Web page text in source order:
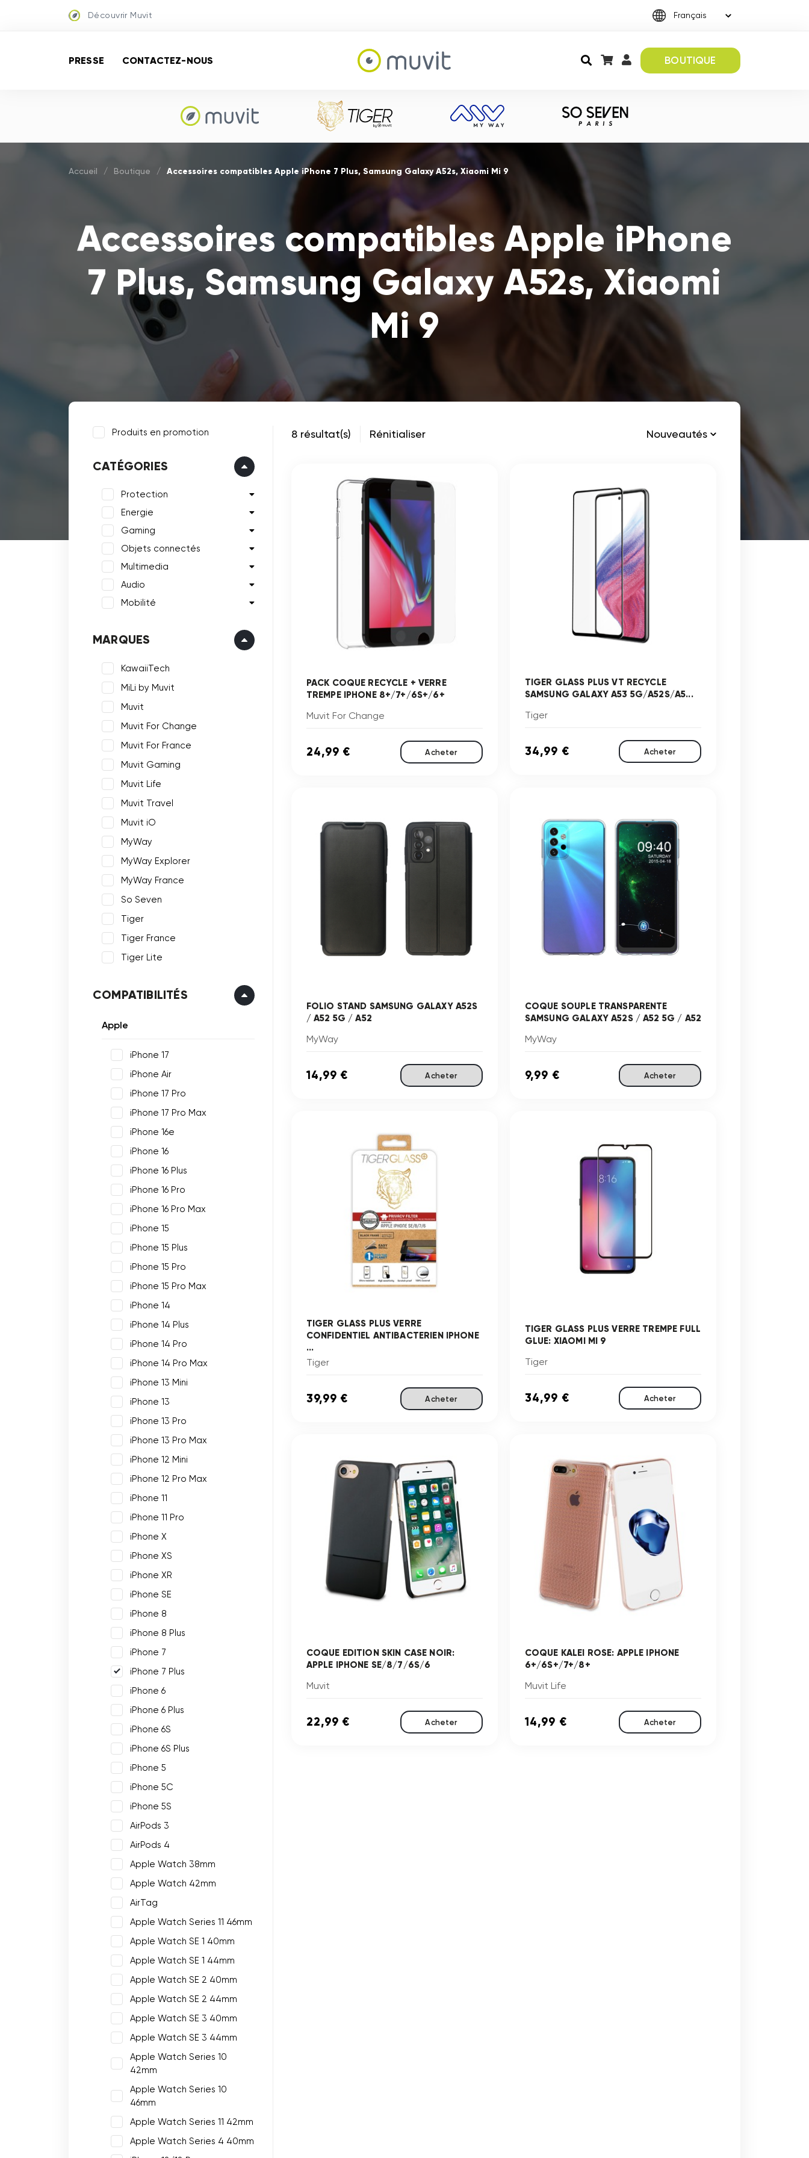
Découvrir Muvit
PRESSE CONTACTEZ-NOUS BOUTIQUE
Accueil / Boutique / Accessoires compatibles Apple iPhone 7 Plus, Samsung Galaxy A52s, Xiaomi Mi 9
Accessoires compatibles Apple iPhone
7 Plus, Samsung Galaxy A52s, Xiaomi
Mi 9
Produits en promotion
CATÉGORIES
Protection
Energie
Gaming
Objets connectés
Multimedia
Audio
Mobilité
MARQUES
KawaiiTech
MiLi by Muvit
Muvit
Muvit For Change
Muvit For France
Muvit Gaming
Muvit Life
Muvit Travel
Muvit iO
MyWay
MyWay Explorer
MyWay France
So Seven
Tiger
Tiger France
Tiger Lite
COMPATIBILITÉS
Apple
iPhone 17
iPhone Air
iPhone 17 Pro
iPhone 17 Pro Max
iPhone 16e
iPhone 16
iPhone 16 Plus
iPhone 16 Pro
iPhone 16 Pro Max
iPhone 15
iPhone 15 Plus
iPhone 15 Pro
iPhone 15 Pro Max
iPhone 14
iPhone 14 Plus
iPhone 14 Pro
iPhone 14 Pro Max
iPhone 13 Mini
iPhone 13
iPhone 13 Pro
iPhone 13 Pro Max
iPhone 12 Mini
iPhone 12 Pro Max
iPhone 11
iPhone 11 Pro
iPhone X
iPhone XS
iPhone XR
iPhone SE
iPhone 8
iPhone 8 Plus
iPhone 7
iPhone 7 Plus
iPhone 6
iPhone 6 Plus
iPhone 6S
iPhone 6S Plus
iPhone 5
iPhone 5C
iPhone 5S
AirPods 3
AirPods 4
Apple Watch 38mm
Apple Watch 42mm
AirTag
Apple Watch Series 11 46mm
Apple Watch SE 1 40mm
Apple Watch SE 1 44mm
Apple Watch SE 2 40mm
Apple Watch SE 2 44mm
Apple Watch SE 3 40mm
Apple Watch SE 3 44mm
Apple Watch Series 10
42mm
Apple Watch Series 10
46mm
Apple Watch Series 11 42mm
Apple Watch Series 4 40mm
8 résultat(s) Rénitialiser
PACK COQUE RECYCLE + VERRE
TREMPE IPHONE 8+/7+/6S+/6+
Muvit For Change
24,99 € Acheter
TIGER GLASS PLUS VT RECYCLE
SAMSUNG GALAXY A53 5G/A52S/A5...
Tiger
34,99 € Acheter
FOLIO STAND SAMSUNG GALAXY A52S
/ A52 5G / A52
MyWay
14,99 € Acheter
COQUE SOUPLE TRANSPARENTE
SAMSUNG GALAXY A52S / A52 5G / A52
MyWay
9,99 € Acheter
TIGER GLASS PLUS VERRE
CONFIDENTIEL ANTIBACTERIEN IPHONE
...
Tiger
39,99 € Acheter
TIGER GLASS PLUS VERRE TREMPE FULL
GLUE: XIAOMI MI 9
Tiger
34,99 € Acheter
COQUE EDITION SKIN CASE NOIR:
APPLE IPHONE SE/8/7/6S/6
Muvit
22,99 € Acheter
COQUE KALEI ROSE: APPLE IPHONE
6+/6S+/7+/8+
Muvit Life
14,99 € Acheter